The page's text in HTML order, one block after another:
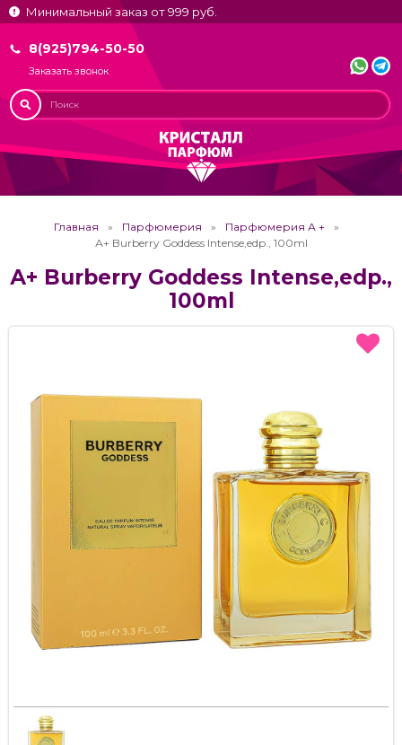
Минимальный заказ от 999 руб.
8(925)794-50-50
Заказать звонок
Главная Парфюмерия
Парфюмерия А +
А+ Burberry Goddess Intense,edp., 100ml
А+ Burberry Goddess Intense,edp.,
100ml